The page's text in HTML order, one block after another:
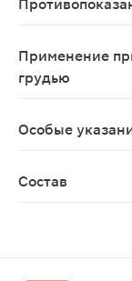
Применение
грудью
Особые
Состав